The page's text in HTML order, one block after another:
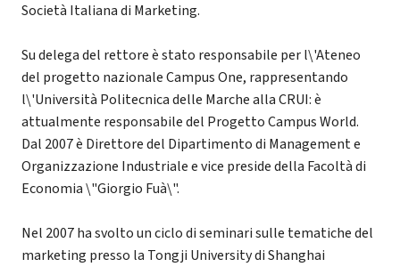
Società Italiana di Marketing.
Su delega del rettore è stato responsabile per l\'Ateneo
del progetto nazionale Campus One, rappresentando
l\'Università Politecnica delle Marche alla CRUI: è
attualmente responsabile del Progetto Campus World.
Dal 2007 è Direttore del Dipartimento di Management e
Organizzazione Industriale e vice preside della Facoltà di
Economia \"Giorgio Fuà\".
Nel 2007 ha svolto un ciclo di seminari sulle tematiche del
marketing presso la Tongji University di Shanghai